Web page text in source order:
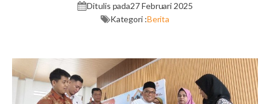
Ditulis pada27 Februari 2025
Kategori :Berita